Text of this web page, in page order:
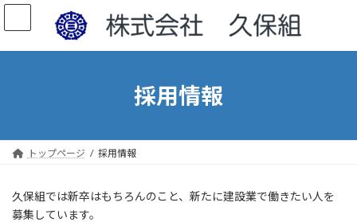
コ
ン
ナ
ー
採用情報
トップページ 採用情報
久保組では新卒はもちろんのこと、新たに建設業で働きたい人を
募集しています。